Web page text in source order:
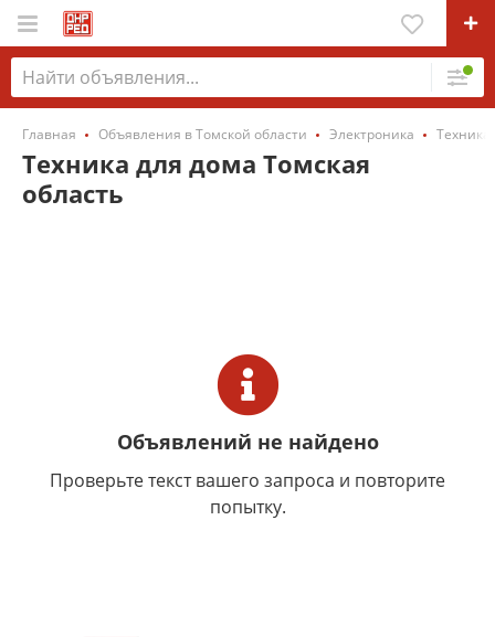
Главная Объявления в Томской области Электроника
Техника для дома Томская
область
Объявлений не найдено
Проверьте текст вашего запроса и повторите
попытку.